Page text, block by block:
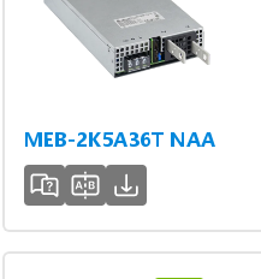
MEB-2K5A36T NAA